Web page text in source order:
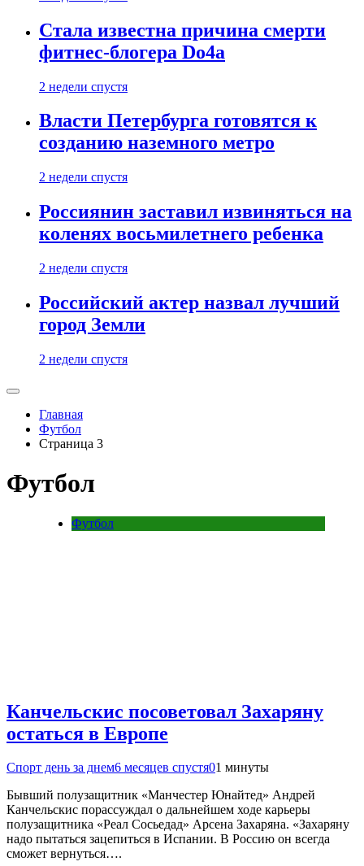
Стала известна причина смерти
фитнес-блогера Do4а
2 недели спустя
Власти Петербурга готовятся к
созданию наземного метро
2 недели спустя
Россиянин заставил извиняться на
коленях восьмилетнего ребенка
2 недели спустя
Российский актер назвал лучший
город Земли
2 недели спустя
Главная
Футбол
Страница 3
Футбол
Футбол
Канчельскис посоветовал Захаряну
остаться в Европе
Спорт день за днем6 месяцев спустя01 минуты
Бывший полузащитник «Манчестер Юнайтед» Андрей
Канчельскис порассуждал о дальнейшем ходе карьеры
полузащитника «Реал Сосьедад» Арсена Захаряна. «Захаряну
надо пытаться зацепиться в Испании. В Россию он всегда
сможет вернуться….